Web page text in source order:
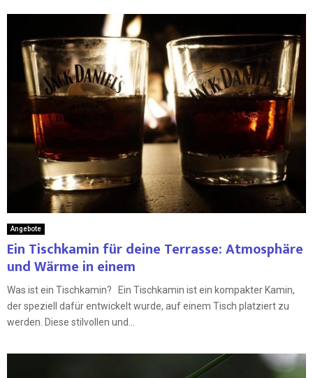
Angebote
Ein Tischkamin für deine Terrasse: Atmosphäre
und Wärme in einem
Was ist ein Tischkamin? Ein Tischkamin ist ein kompakter Kamin,
der speziell dafür entwickelt wurde, auf einem Tisch platziert zu
werden. Diese stilvollen und...